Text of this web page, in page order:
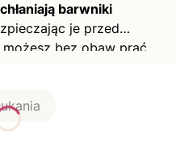
barwniki
je przed
bez obaw prać
– idealne dla
zadbać o swoje